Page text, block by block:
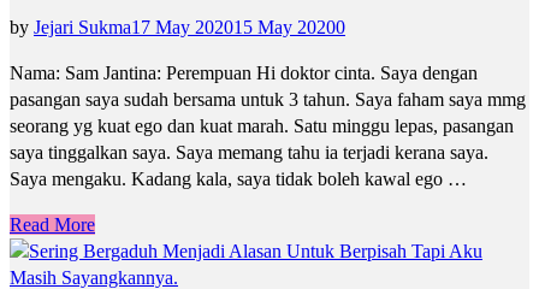
by Jejari Sukma17 May 202015 May 20200
Nama: Sam Jantina: Perempuan Hi doktor cinta. Saya dengan
pasangan saya sudah bersama untuk 3 tahun. Saya faham saya mmg
seorang yg kuat ego dan kuat marah. Satu minggu lepas, pasangan
saya tinggalkan saya. Saya memang tahu ia terjadi kerana saya.
Saya mengaku. Kadang kala, saya tidak boleh kawal ego …
Read More